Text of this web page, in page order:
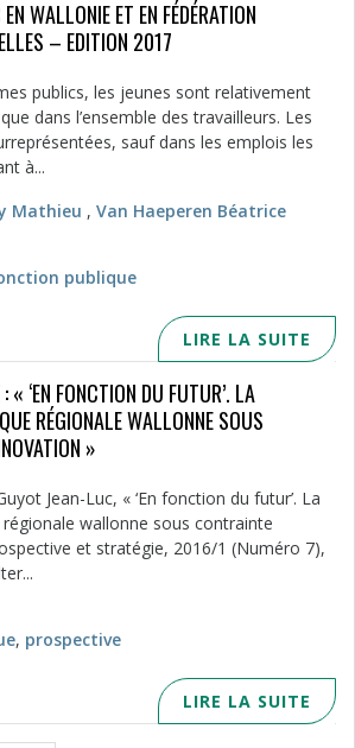
WALLONIE ET EN FÉDÉRATION
– EDITION 2017
publics, les jeunes sont relativement
dans l’ensemble des travailleurs. Les
sauf dans les emplois les
à...
Mathieu , Van Haeperen Béatrice
publique
LIRE LA SUITE
« ‘EN FONCTION DU FUTUR’. LA
RÉGIONALE WALLONNE SOUS
»
Jean-Luc, « ‘En fonction du futur’. La
wallonne sous contrainte
et stratégie, 2016/1 (Numéro 7),
, prospective
LIRE LA SUITE